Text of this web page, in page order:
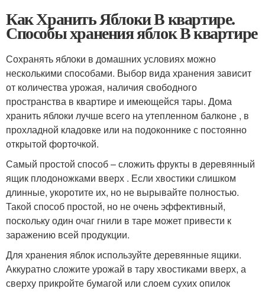
Как Хранить Яблоки В квартире.
Способы хранения яблок В квартире
Сохранять яблоки в домашних условиях можно
несколькими способами. Выбор вида хранения зависит
от количества урожая, наличия свободного
пространства в квартире и имеющейся тары. Дома
хранить яблоки лучше всего на утепленном балконе , в
прохладной кладовке или на подоконнике с постоянно
открытой форточкой.
Самый простой способ – сложить фрукты в деревянный
ящик плодоножками вверх . Если хвостики слишком
длинные, укоротите их, но не вырывайте полностью.
Такой способ простой, но не очень эффективный,
поскольку один очаг гнили в таре может привести к
заражению всей продукции.
Для хранения яблок используйте деревянные ящики.
Аккуратно сложите урожай в тару хвостиками вверх, а
сверху прикройте бумагой или слоем сухих опилок